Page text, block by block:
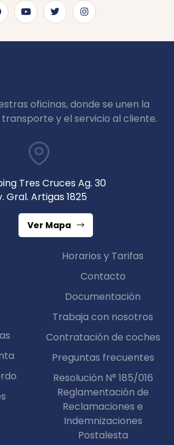
oficinas, donde se unen la
y el servicio al cliente.
Tres Cruces Ag. 30
Gral. Artigas 1825
Ver Mapa
Horarios y Tarifas
Contacto
Documentación
Trabaja con nosotros
Contratación de coches
Preguntas frecuentes
Resolución N° 185/016
Reglamentación de
Reclamaciones e
Indemnizaciones
Postalesta